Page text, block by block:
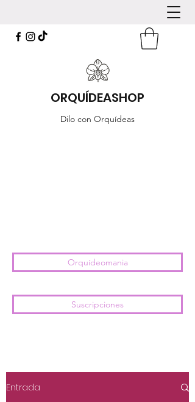
ORQUÍDEASHOP
Dilo con Orquídeas
Orquídeomania
Suscripciones
Entrada